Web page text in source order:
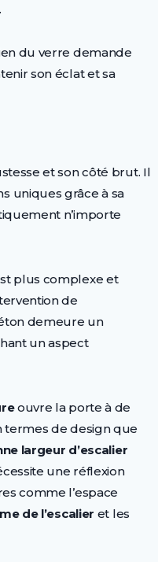
du verre demande
son éclat et sa
et son côté brut. Il
uniques grâce à sa
n’importe
plus complexe et
de
demeure un
un aspect
ouvre la porte à de
termes de design que
largeur d’escalier
une réflexion
comme l’espace
de l’escalier et les